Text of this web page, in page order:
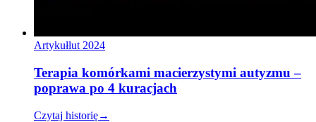
Artykułlut 2024
Terapia komórkami macierzystymi autyzmu –
poprawa po 4 kuracjach
Czytaj historię→